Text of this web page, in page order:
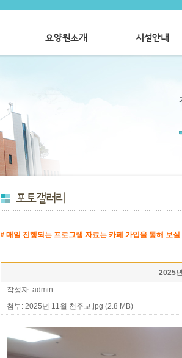
요양원소개 시설안내
# 매일 진행되는 프로그램 자료는 카페 가입을 통해 보
클릭
2025
작성자: admin
첨부: 2025년 11월 천주교.jpg (2.8 MB)